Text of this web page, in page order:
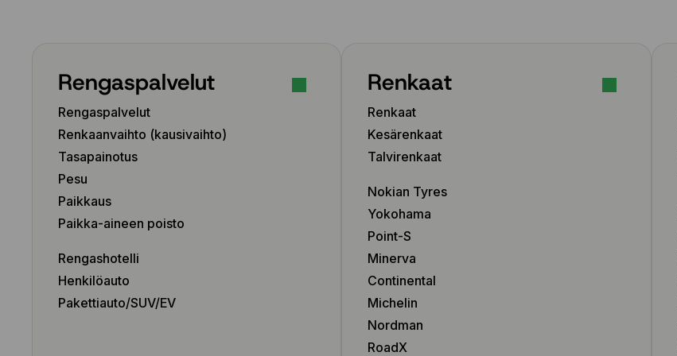
10.5x21 5x112 ET50
10.5x22 5x112 ET20
10.5x22 5x112 ET43
10.5x22 5x130 ET47
Rengaspalvelut
Rengaspalvelut
Renkaanvaihto (kausivaihto)
Tasapainotus
Pesu
Paikkaus
Paikka-aineen poisto
Rengashotelli
Henkilöauto
Pakettiauto/SUV/EV
Renkaat
Renkaat
Kesärenkaat
Talvirenkaat
Nokian Tyres
Yokohama
Point-S
Minerva
Continental
Michelin
Nordman
RoadX